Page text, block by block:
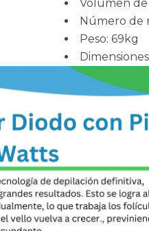
Volumen de
Número de
Peso: 69kg